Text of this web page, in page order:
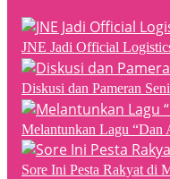
JNE Jadi Official
Diskusi dan Pameran
Melantunkan Lagu “Dan
Sore Ini Pesta Rakyat di